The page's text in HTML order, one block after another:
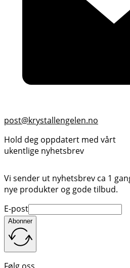
post@krystallengelen.no
Hold deg oppdatert med vårt
ukentlige nyhetsbrev
Vi sender ut nyhetsbrev ca 1
nye produkter og gode tilbud.
E-post
Abonner